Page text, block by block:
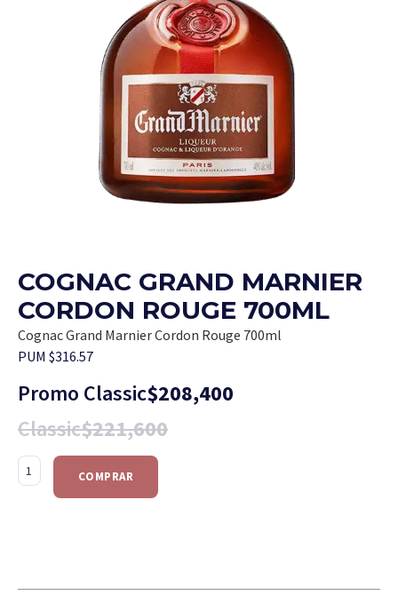
COGNAC GRAND MARNIER
CORDON ROUGE 700ML
Cognac Grand Marnier Cordon Rouge 700ml
PUM $316.57
Promo Classic$208,400
Classic$221,600
COMPRAR